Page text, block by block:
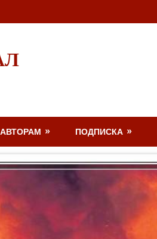
АВТОРАМ ПОДПИСКА